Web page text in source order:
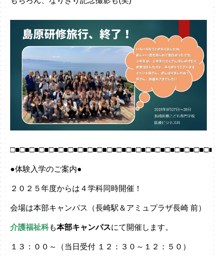
●体験入学のご案内●
２０２５年度からは４学科同時開催！
会場は本部キャンパス（長崎駅＆アミュプラザ長崎 前）
介護福祉科も本部キャンパスにて開催します。
１３ ：００～（当日受付 １２：３０～１２：５０）